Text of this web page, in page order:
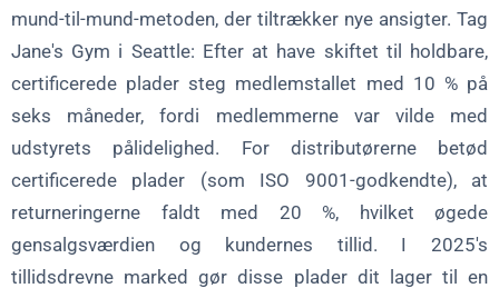
mund-til-mund-metoden, der tiltrækker nye ansigter. Tag
Jane's Gym i Seattle: Efter at have skiftet til holdbare,
certificerede plader steg medlemstallet med 10 % på
seks måneder, fordi medlemmerne var vilde med
udstyrets pålidelighed. For distributørerne betød
certificerede plader (som ISO 9001-godkendte), at
returneringerne faldt med 20 %, hvilket øgede
gensalgsværdien og kundernes tillid. I 2025's
tillidsdrevne marked gør disse plader dit lager til en